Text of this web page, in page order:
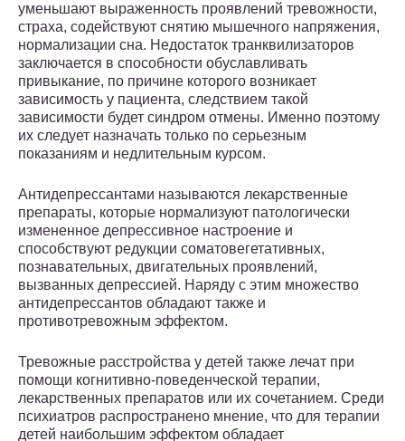
уменьшают выраженность проявлений тревожности,
страха, содействуют снятию мышечного напряжения,
нормализации сна. Недостаток транквилизаторов
заключается в способности обуславливать
привыкание, по причине которого возникает
зависимость у пациента, следствием такой
зависимости будет синдром отмены. Именно поэтому
их следует назначать только по серьезным
показаниям и недлительным курсом.
Антидепрессантами называются лекарственные
препараты, которые нормализуют патологически
измененное депрессивное настроение и
способствуют редукции соматовегетативных,
познавательных, двигательных проявлений,
вызванных депрессией. Наряду с этим множество
антидепрессантов обладают также и
противотревожным эффектом.
Тревожные расстройства у детей также лечат при
помощи когнитивно-поведенческой терапии,
лекарственных препаратов или их сочетанием. Среди
психиатров распространено мнение, что для терапии
детей наибольшим эффектом обладает